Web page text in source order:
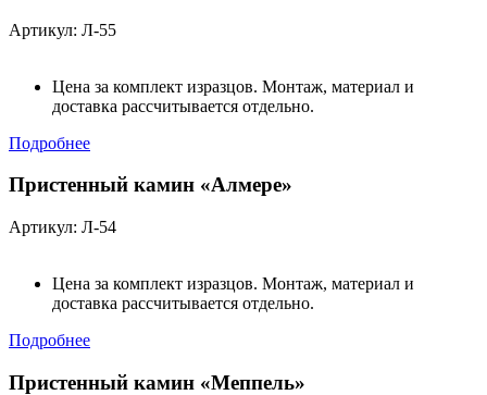
Артикул: Л-55
Цена за комплект изразцов. Монтаж, материал и
доставка рассчитывается отдельно.
Подробнее
Пристенный камин «Алмере»
Артикул: Л-54
Цена за комплект изразцов. Монтаж, материал и
доставка рассчитывается отдельно.
Подробнее
Пристенный камин «Меппель»